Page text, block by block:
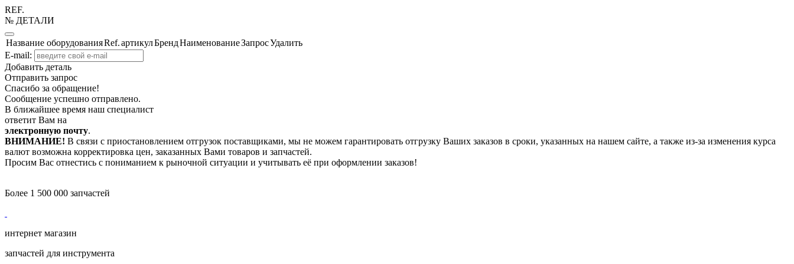
REF.
№ ДЕТАЛИ
Название оборудованияRef.артикулБрендНаименованиеЗапросУдалить
E-mail:
Добавить деталь
Отправить запрос
Спасибо за обращение!
Сообщение успешно отправлено.
В ближайшее время наш специалист
ответит Вам на
электронную почту.
ВНИМАНИЕ! В связи с приостановлением отгрузок поставщиками, мы не можем гарантировать отгрузку Ваших заказов в сроки, указанных на нашем сайте, а также из-за изменения курса
валют возможна корректировка цен, заказанных Вами товаров и запчастей.
Просим Вас отнестись с пониманием к рыночной ситуации и учитывать её при оформлении заказов!
Более 1 500 000 запчастей
интернет магазин
запчастей для инструмента